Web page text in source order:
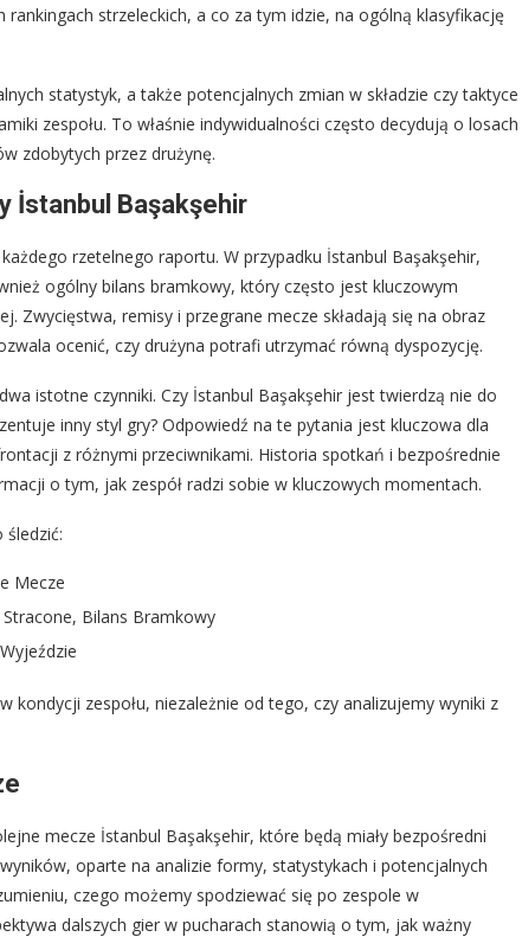
strzeleckich, a co za tym idzie, na ogólną klasyfikację
statystyk, a także potencjalnych zmian w składzie czy taktyce
zespołu. To właśnie indywidualności często decydują o losach
zdobytych przez drużynę.
İstanbul Başakşehir
rzetelnego raportu. W przypadku İstanbul Başakşehir,
ogólny bilans bramkowy, który często jest kluczowym
Zwycięstwa, remisy i przegrane mecze składają się na obraz
ocenić, czy drużyna potrafi utrzymać równą dyspozycję.
istotne czynniki. Czy İstanbul Başakşehir jest twierdzą nie do
inny styl gry? Odpowiedź na te pytania jest kluczowa dla
z różnymi przeciwnikami. Historia spotkań i bezpośrednie
o tym, jak zespół radzi sobie w kluczowych momentach.
śledzić:
Mecze
Bilans Bramkowy
zespołu, niezależnie od tego, czy analizujemy wyniki z
mecze İstanbul Başakşehir, które będą miały bezpośredni
oparte na analizie formy, statystykach i potencjalnych
czego możemy spodziewać się po zespole w
dalszych gier w pucharach stanowią o tym, jak ważny